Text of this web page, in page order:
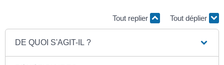
Tout replier Tout déplier
DE QUOI S'AGIT-IL ?